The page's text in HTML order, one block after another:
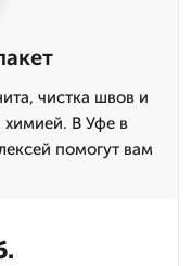
чистка швов и
химией. В Уфе в
помогут вам